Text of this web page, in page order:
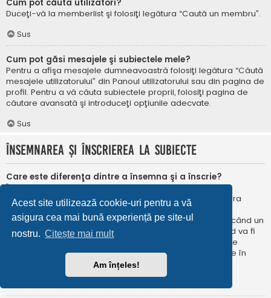
Acest site utilizează cookie-uri pentru a vă
asigura cea mai bună experiență pe site-ul
nostru. Citește mai mult
Am înțeles!
Cum pot căuta utilizatori?
Duceţi-vă la memberlist şi folosiţi legătura “Caută un membru”.
Sus
Cum pot găsi mesajele şi subiectele mele?
Pentru a afişa mesajele dumneavoastră folosiţi legătura “Căută
mesajele utilizatorului” din Panoul utilizatorului sau din pagina de
profil. Pentru a vă căuta subiectele proprii, folosiţi pagina de
căutare avansată şi introduceţi opţiunile adecvate.
Sus
Însemnarea şi înscrierea la subiecte
Care este diferenţa dintre a însemna şi a înscrie?
În phpBB 3.0 însemnarea era foarte asemănătoare cu
însemnarea în browser-ul web. Nu eraţi notificat când era
publicat un răspuns. În phpBB 3.1, însemnarea este
asemănătoarea înscrierii la un subiect. Puteți fi notificat când un
subiect este actualizat. Înscriindu-vă, veţi fi notificat când va fi
publicat un răspuns în subiectul sau în forum. Opțiunile de
notificare pentru însemnare și înscriere pot fi configurate în
Panoul utilizatorului, sub “Preferințe forum”.